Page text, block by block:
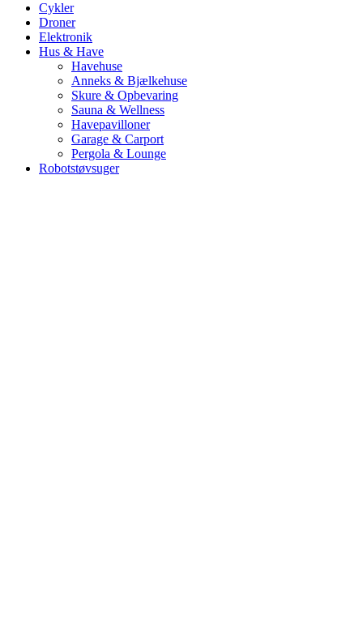
Cykler
Droner
Elektronik
Hus & Have
Havehuse
Anneks & Bjælkehuse
Skure & Opbevaring
Sauna & Wellness
Havepavilloner
Garage & Carport
Pergola & Lounge
Robotstøvsuger